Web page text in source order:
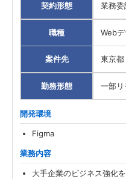
契約形態 業務委
職種 Web
案件先 東京都
勤務形態 一部リ
開発環境
Figma
業務内容
大手企業のビジネス強化